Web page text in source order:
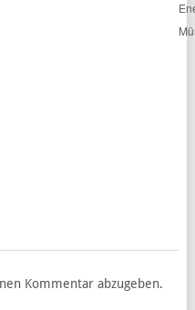
Kommentar abzugeben.